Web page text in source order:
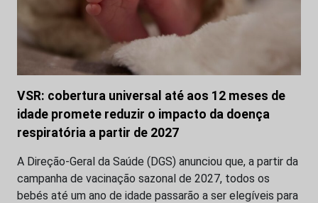
VSR: cobertura universal até aos 12 meses de
idade promete reduzir o impacto da doença
respiratória a partir de 2027
A Direção-Geral da Saúde (DGS) anunciou que, a partir da
campanha de vacinação sazonal de 2027, todos os
bebés até um ano de idade passarão a ser elegíveis para